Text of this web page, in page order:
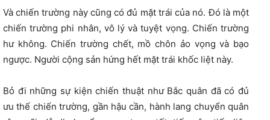
Và chiến trường này cũng có đủ mặt trái của nó. Đó là một
chiến trường phi nhân, vô lý và tuyệt vọng. Chiến trường
hư không. Chiến trường chết, mồ chôn ảo vọng và bạo
ngược. Người cộng sản hứng hết mặt trái khốc liệt này.
Bỏ đi những sự kiện chiến thuật như Bắc quân đã có đủ
ưu thế chiến trường, gần hậu cần, hành lang chuyển quân